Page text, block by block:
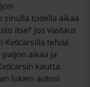
todella aikaa
itse? Jos vastaus
Kvdcarsilla tehdä
aikaa ja
kautta.
lukien autosi